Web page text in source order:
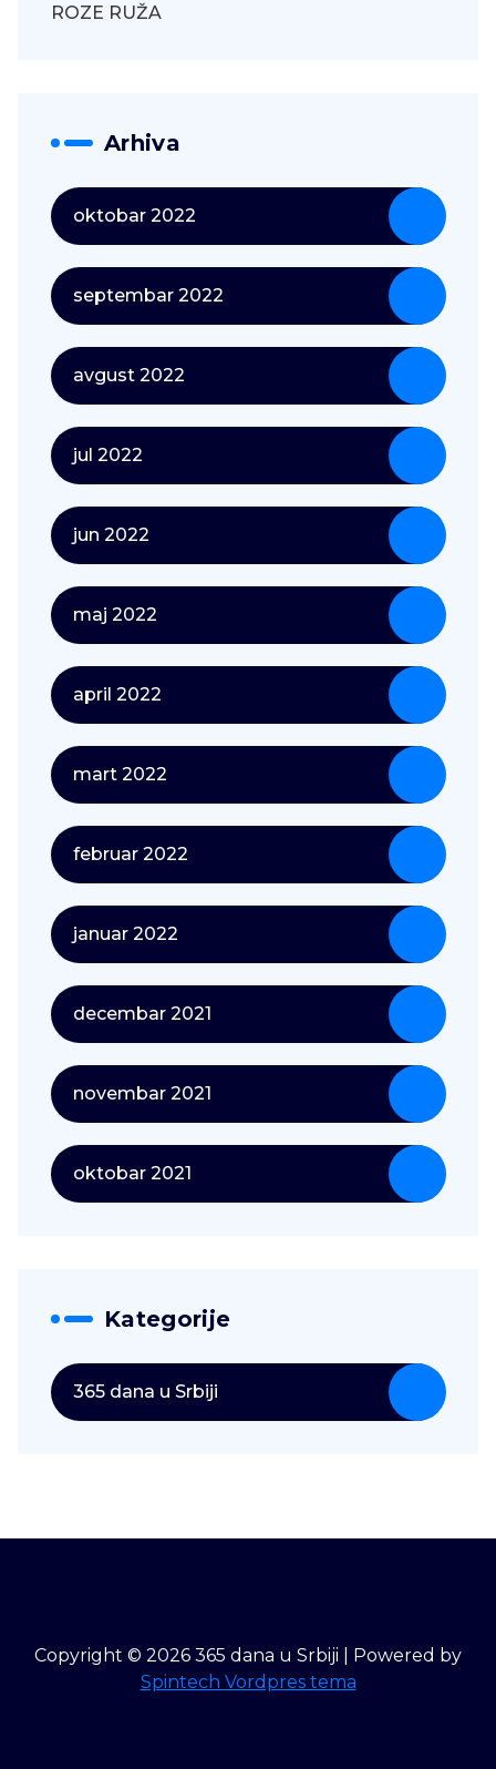
ROZE RUŽA
Arhiva
oktobar 2022
septembar 2022
avgust 2022
jul 2022
jun 2022
maj 2022
april 2022
mart 2022
februar 2022
januar 2022
decembar 2021
novembar 2021
oktobar 2021
Kategorije
365 dana u Srbiji
Copyright © 2026 365 dana u Srbiji | Powered by
Spintech Vordpres tema